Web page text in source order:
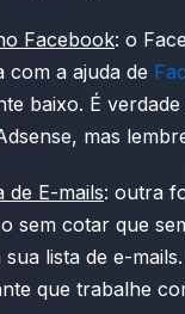
Facebook: o
com a ajuda de
baixo. É
mas
de E-mails: outra
sem cotar que
lista de e-
que trabalhe